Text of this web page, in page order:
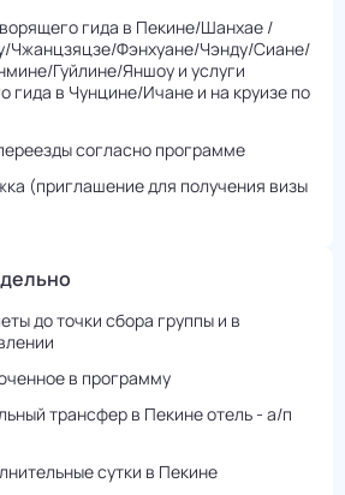
гида в Пекине/Шанхае /
Чжанцзяцзе/Фэнхуане/Чэнду/Cиане/
Гуйлине/Яншоу и услуги
гида в Чунцине/Ичане и на круизе по
согласно программе
(приглашение для получения визы
до точки сбора группы и в
в программу
трансфер в Пекине отель - а/п
сутки в Пекине